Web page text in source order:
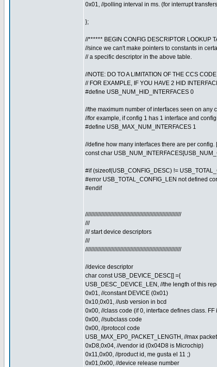
0x01, //polling interval in ms. (for interrupt
};
//****** BEGIN CONFIG DESCRIPTOR LOOKUP
//since we can't make pointers to constants in
// a specific descriptor in the above table.
//NOTE: DO TO A LIMITATION OF THE CCS
// FOR EXAMPLE, IF YOU HAVE 2 HID
#define USB_NUM_HID_INTERFACES 0
//the maximum number of interfaces seen on any
//for example, if config 1 has 1 interface and
#define USB_MAX_NUM_INTERFACES 1
//define how many interfaces there are per config.
const char
#if (sizeof(USB_CONFIG_DESC) !=
#error USB_TOTAL_CONFIG_LEN not defined
#endif
//////////////////////////////////////////////////////////////////
///
/// start device descriptors
///
//////////////////////////////////////////////////////////////////
//device descriptor
char const USB_DEVICE_DESC[] ={
USB_DESC_DEVICE_LEN, //the length of this
0x01, //constant DEVICE (0x01)
0x10,0x01, //usb version in bcd
0x00, //class code (if 0, interface defines class.
0x00, //subclass code
0x00, //protocol code
USB_MAX_EP0_PACKET_LENGTH, //max
0xD8,0x04, //vendor id (0x04D8 is Microchip)
0x11,0x00, //product id, me gusta el 11 ;)
0x01,0x00, //device release number